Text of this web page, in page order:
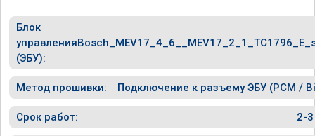
Блок
управления
(ЭБУ):
Метод прошивки: Подключение к разъему ЭБУ (PCM /
Срок работ: 2-